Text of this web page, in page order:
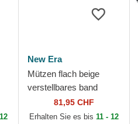
New Era
Mützen flach beige
verstellbares band
9FIFTY Retro Crown
Heritage der New York
81,95 CHF
Erhalten Sie es bis 11 - 12